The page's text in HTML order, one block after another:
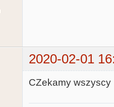
2020-02-01
CZekamy wszyscy